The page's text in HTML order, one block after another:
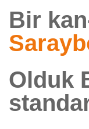
Bir
Olduk